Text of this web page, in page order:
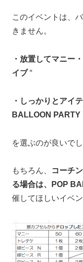
このイベントは、
きません。
・放置してマニー
イブ“
・しっかりとアイ
BALLOON PARTY
を選ぶのが良いでし
もちろん、
コーチ
る場合は、POP
催してほしいイベン